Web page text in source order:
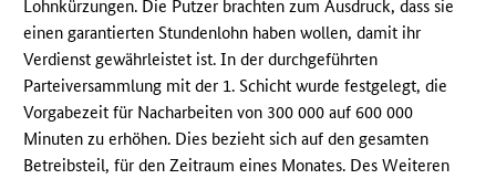
Lohnkürzungen. Die Putzer brachten zum Ausdruck, dass sie
einen garantierten Stundenlohn haben wollen, damit ihr
Verdienst gewährleistet ist. In der durchgeführten
Parteiversammlung mit der 1. Schicht wurde festgelegt, die
Vorgabezeit für Nacharbeiten von 300 000 auf 600 000
Minuten zu erhöhen. Dies bezieht sich auf den gesamten
Betreibsteil, für den Zeitraum eines Monates. Des Weiteren